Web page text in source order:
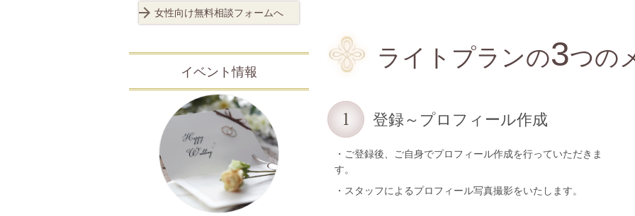
ライトプランの3つの
登録～プロフィール作成
・ご登録後、ご自身でプロフィール作成を行っていただきま
す。
・スタッフによるプロフィール写真撮影をいたします。
女性向け無料相談フォームへ
イベント情報